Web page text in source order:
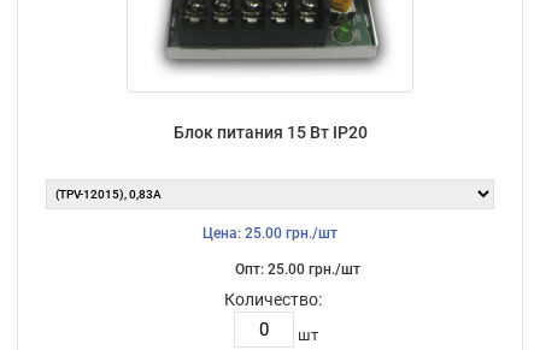
Блок питания 15 Вт IP20
Цена: 25.00 грн./шт
Опт: 25.00 грн./шт
Количество:
шт